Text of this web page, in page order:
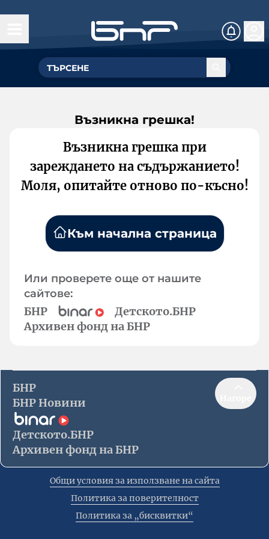
Възникна грешка!
Възникна грешка при
зареждането на съдържанието!
Моля, опитайте отново по-късно!
Към начална страница
Или проверете още от нашите
сайтове:
БНР
Детското.БНР
Архивен фонд на БНР
БНР
БНР Новини
Детското.БНР
Архивен фонд на БНР
Общи условия за използване на сайта
Политика за поверителност
Политика за „бисквитки“